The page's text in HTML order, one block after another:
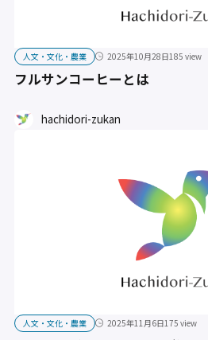
人文・文化・農業 2025年10月28日185 view
フルサンコーヒーとは
hachidori-zukan
人文・文化・農業 2025年11月6日175 view